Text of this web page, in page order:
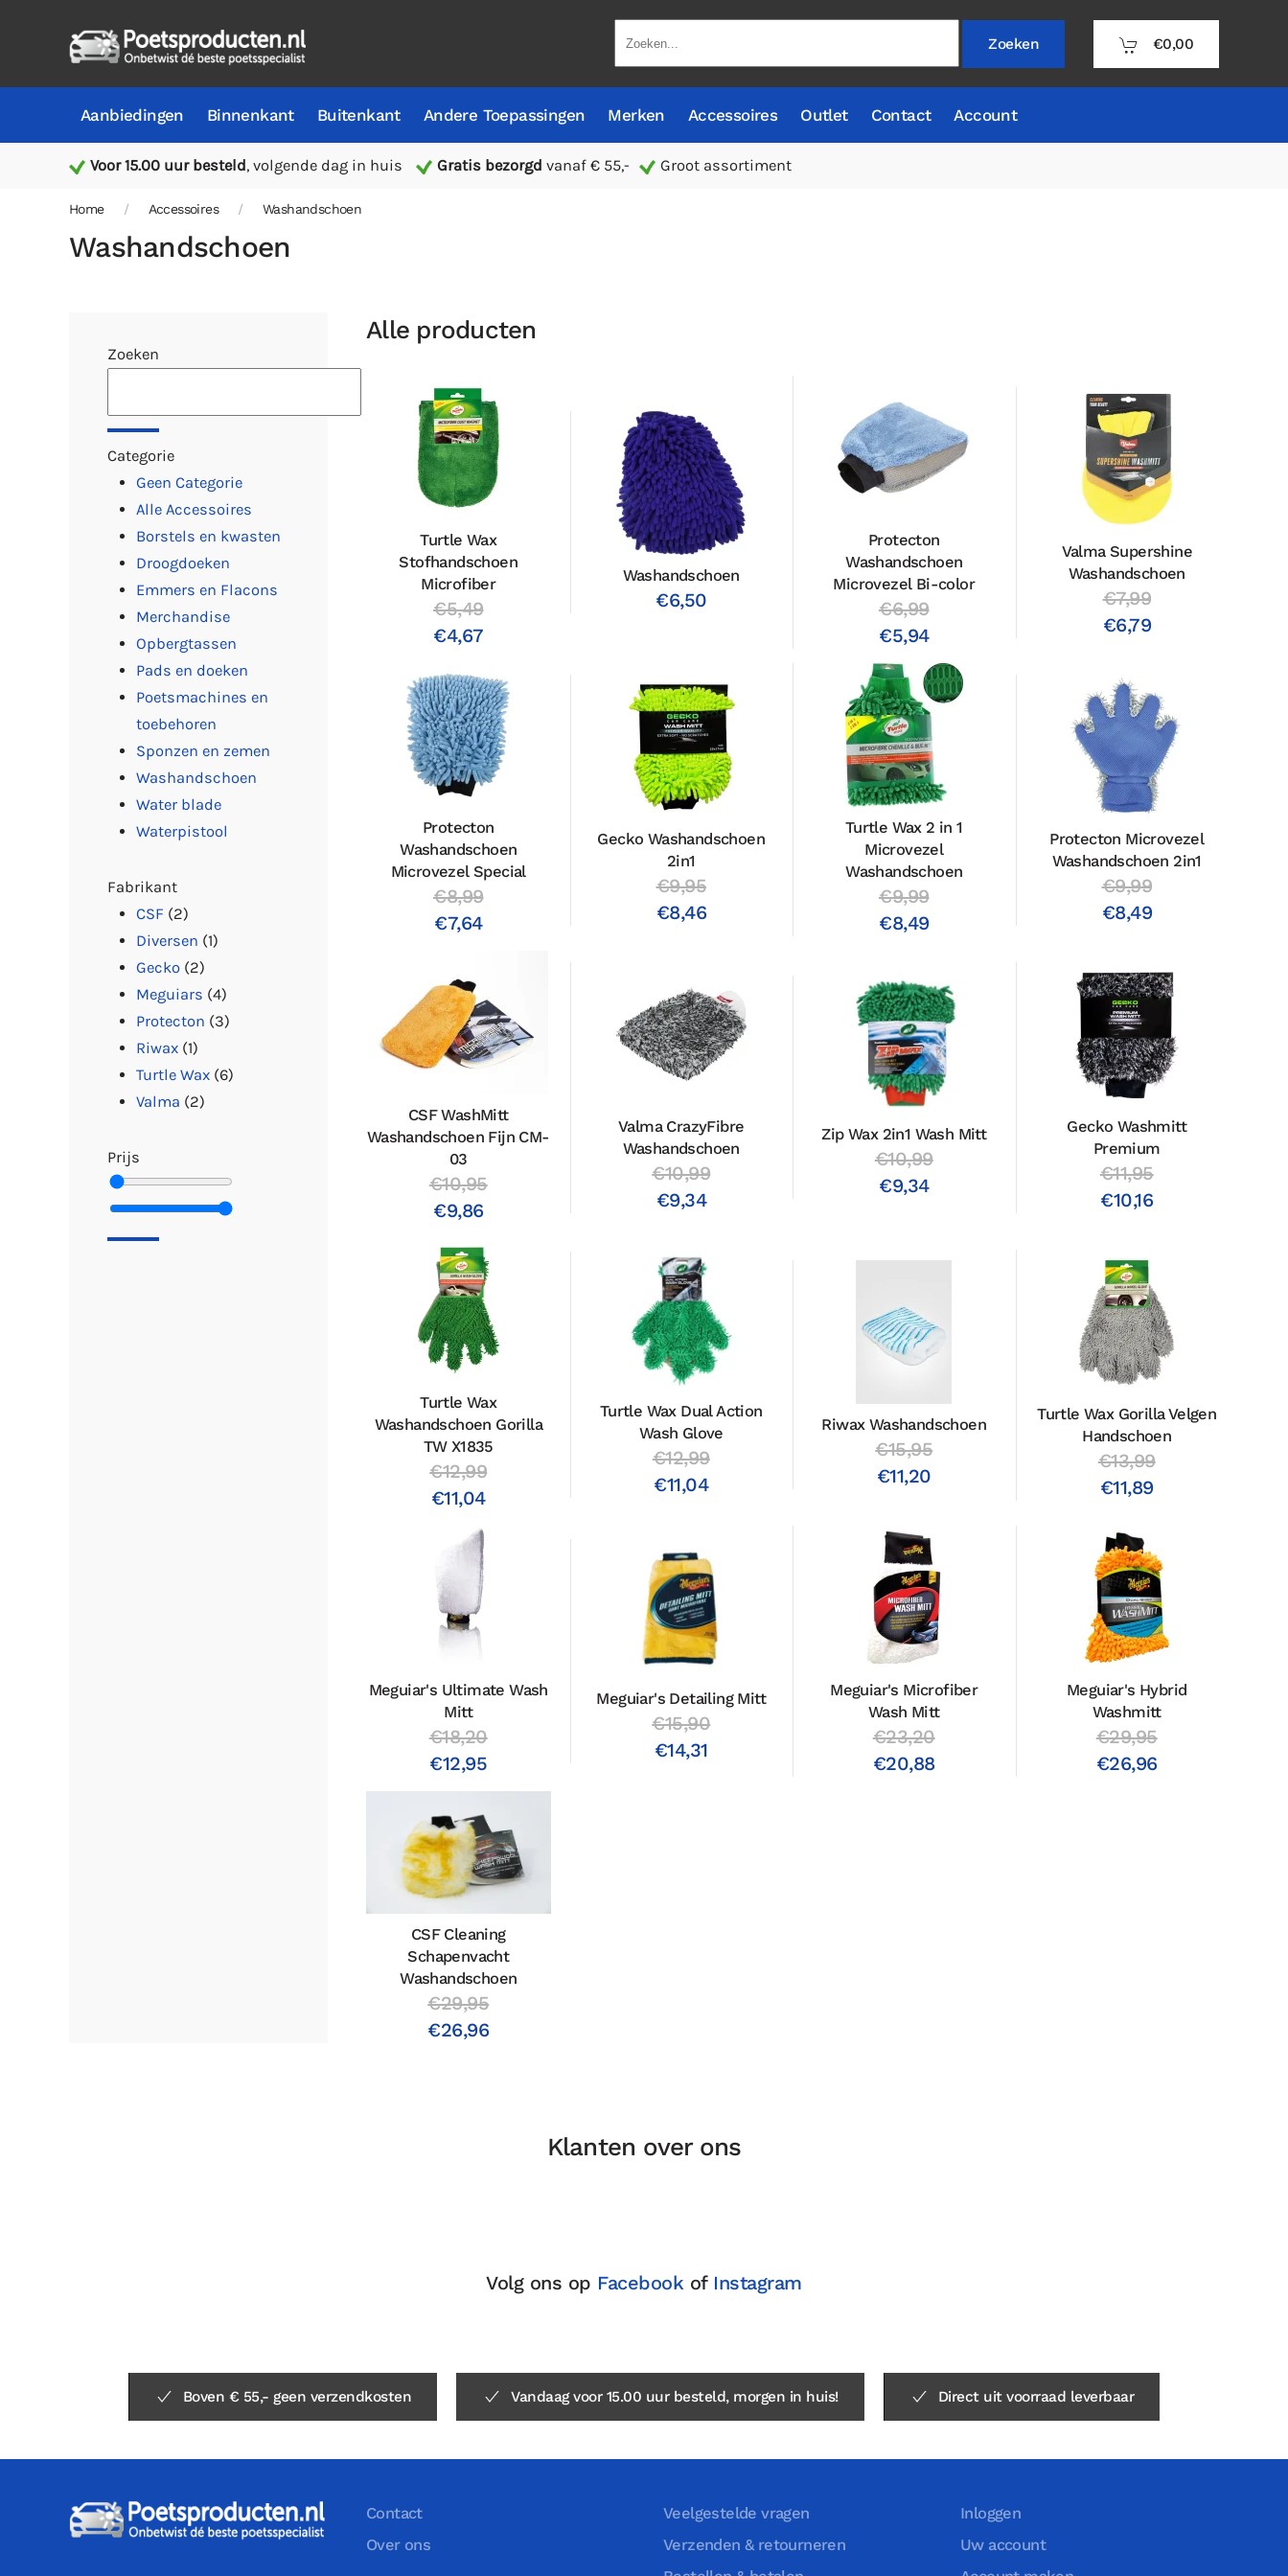
Zoeken €0,00
Aanbiedingen Binnenkant Buitenkant Andere Toepassingen Merken Accessoires Outlet Contact Account
Voor 15.00 uur besteld , volgende dag in huis Gratis bezorgd vanaf € 55,- Groot assortiment
Home Accessoires Washandschoen
Washandschoen
Alle producten
Turtle Wax
Stofhandschoen
Microfiber
€5,49
€4,67
Washandschoen
€6,50
Protecton
Washandschoen
Microvezel Bi-color
€6,99
€5,94
Valma Supershine
Washandschoen
€7,99
€6,79
Protecton
Washandschoen
Microvezel Special
€8,99
€7,64
Gecko Washandschoen
2in1
€9,95
€8,46
Turtle Wax 2 in 1
Microvezel
Washandschoen
€9,99
€8,49
Protecton Microvezel
Washandschoen 2in1
€9,99
€8,49
CSF WashMitt
Washandschoen Fijn CM-
03
€10,95
€9,86
Valma CrazyFibre
Washandschoen
€10,99
€9,34
Zip Wax 2in1 Wash Mitt
€10,99
€9,34
Gecko Washmitt
Premium
€11,95
€10,16
Turtle Wax
Washandschoen Gorilla
TW X1835
€12,99
€11,04
Turtle Wax Dual Action
Wash Glove
€12,99
€11,04
Riwax Washandschoen
€15,95
€11,20
Turtle Wax Gorilla Velgen
Handschoen
€13,99
€11,89
Meguiar's Ultimate Wash
Mitt
€18,20
€12,95
Meguiar's Detailing Mitt
€15,90
€14,31
Meguiar's Microfiber
Wash Mitt
€23,20
€20,88
Meguiar's Hybrid
Washmitt
€29,95
€26,96
CSF Cleaning
Schapenvacht
Washandschoen
€29,95
€26,96
Zoeken
Categorie
Geen Categorie
Alle Accessoires
Borstels en kwasten
Droogdoeken
Emmers en Flacons
Merchandise
Opbergtassen
Pads en doeken
Poetsmachines en
toebehoren
Sponzen en zemen
Washandschoen
Water blade
Waterpistool
Fabrikant
CSF (2)
Diversen (1)
Gecko (2)
Meguiars (4)
Protecton (3)
Riwax (1)
Turtle Wax (6)
Valma (2)
Prijs
Klanten over ons
Volg ons op Facebook of Instagram
Boven € 55,- geen verzendkosten Vandaag voor 15.00 uur besteld, morgen in huis! Direct uit voorraad leverbaar
Contact
Over ons
Veelgestelde vragen
Verzenden & retourneren
Inloggen
Uw account